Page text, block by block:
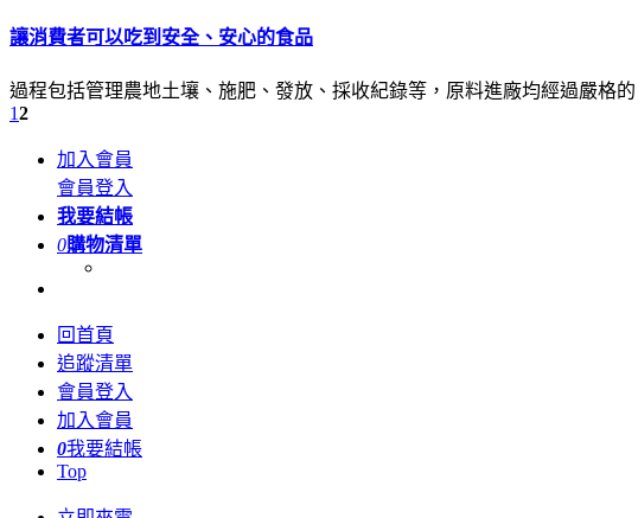
讓消費者可以吃到安全、安心的食品
過程包括管理農地土壤、施肥、發放、採收紀錄等，原料進廠均經過嚴格的
12
加入會員
會員登入
我要結帳
0購物清單
回首頁
追蹤清單
會員登入
加入會員
0我要結帳
Top